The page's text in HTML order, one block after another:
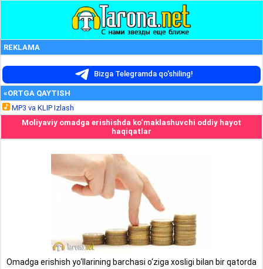
REKLAMA
Bizga Telegramda qo'shiling!
«ORTGA QAYTISH
MP3 va KLIP Izlash
Moliyaviy omadga erishishda ko‘maklashuvchi oddiy hayot
haqiqatlar
Omadga erishish yo‘llarining barchasi o‘ziga xosligi bilan bir qatorda